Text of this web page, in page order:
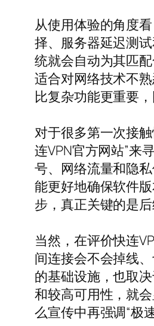
从使用体验的角度
择、服务器延迟测
统就会自动为其匹
适合对网络技术不
比复杂功能更重要
对于很多第一次接
连VPN官方网站”来
号、网络流量和隐
能更好地确保软件
步，真正关键的是
当然，在评价快连
间连接会不会掉线
的基础设施，也取
和较高可用性，就
么宣传中再强调“极